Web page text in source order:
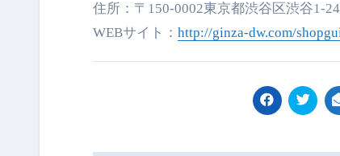
住所：〒150-0002東京都渋谷区渋谷1-
WEBサイト：http://ginza-dw.com/